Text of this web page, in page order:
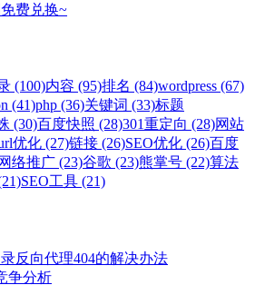
费兑换~
(100)内容 (95)排名 (84)wordpress (67)
(41)php (36)关键词 (33)标题
(30)百度快照 (28)301重定向 (28)网站
优化 (27)链接 (26)SEO优化 (26)百度
网络推广 (23)谷歌 (23)熊掌号 (22)算法
SEO工具 (21)
反向代理404的解决办法
争分析